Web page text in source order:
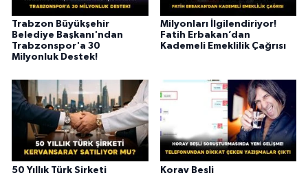
Trabzon Büyükşehir
Belediye Başkanı'ndan
Trabzonspor'a 30
Milyonluk Destek!
Milyonları İlgilendiriyor!
Fatih Erbakan’dan
Kademeli Emeklilik Çağrısı
50 Yıllık Türk Şirketi
Koray Beşli